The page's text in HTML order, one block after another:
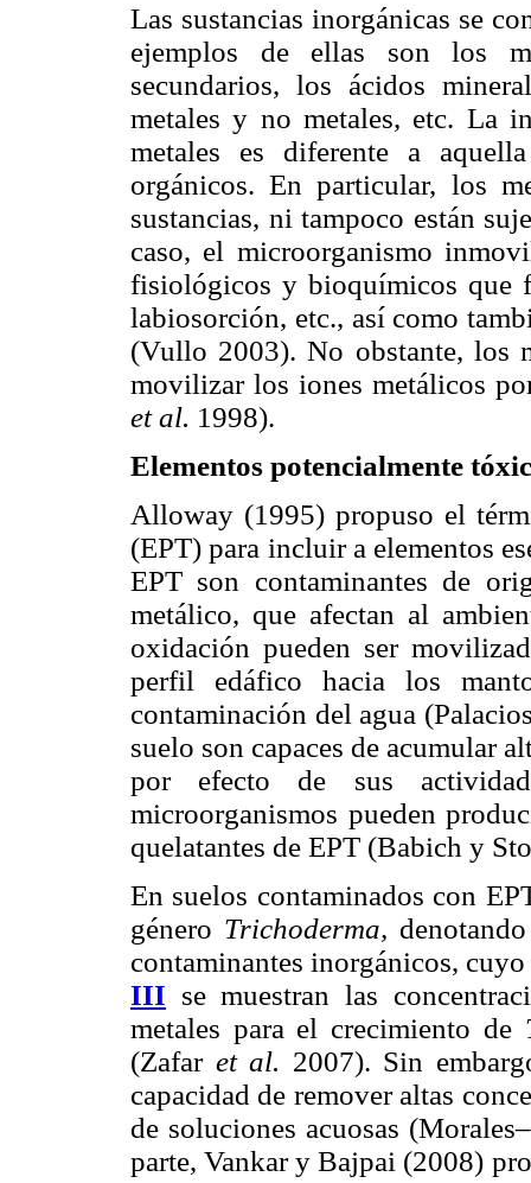
Las sustancias inorgánicas se
ejemplos de ellas son los
secundarios, los ácidos
metales y no metales, etc. La
metales es diferente a
orgánicos. En particular, los
sustancias, ni tampoco están
caso, el microorganismo
fisiológicos y bioquímicos que
labiosorción, etc., así como
(Vullo 2003). No obstante, los
movilizar los iones metálicos
et al. 1998).
Elementos potencialmente
Alloway (1995) propuso el
(EPT) para incluir a elementos
EPT son contaminantes de
metálico, que afectan al
oxidación pueden ser
perfil edáfico hacia los
contaminación del agua
suelo son capaces de acumular
por efecto de sus
microorganismos pueden
quelatantes de EPT (Babich y
En suelos contaminados con
género Trichoderma,
contaminantes inorgánicos,
III se muestran las
metales para el crecimiento de
(Zafar et al. 2007). Sin
capacidad de remover altas
de soluciones acuosas
parte, Vankar y Bajpai (2008)